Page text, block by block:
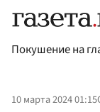
Покушение на
10 марта 2024 01:15